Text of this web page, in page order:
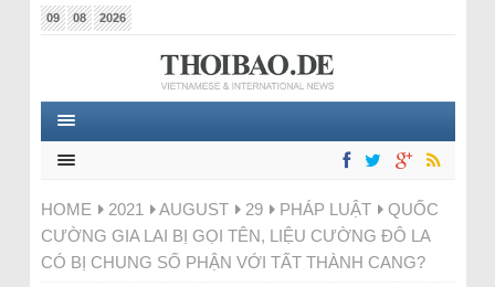
09 08 2026
HOME 2021 AUGUST 29 PHÁP LUẬT
QUỐC
CƯỜNG GIA LAI BỊ GỌI TÊN, LIỆU CƯỜNG ĐÔ LA
CÓ BỊ CHUNG SỐ PHẬN VỚI TẤT THÀNH CANG?